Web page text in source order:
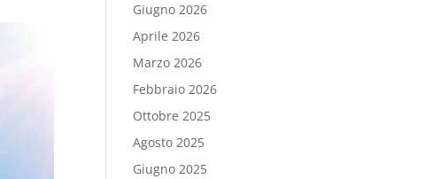
Giugno 2026
Aprile 2026
Marzo 2026
Febbraio 2026
Ottobre 2025
Agosto 2025
Giugno 2025